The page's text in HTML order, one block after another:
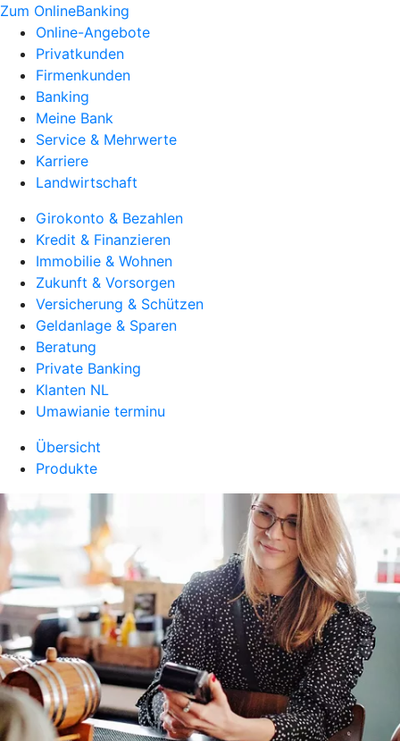
Zum OnlineBanking
Online-Angebote
Privatkunden
Firmenkunden
Banking
Meine Bank
Service & Mehrwerte
Karriere
Landwirtschaft
Girokonto & Bezahlen
Kredit & Finanzieren
Immobilie & Wohnen
Zukunft & Vorsorgen
Versicherung & Schützen
Geldanlage & Sparen
Beratung
Private Banking
Klanten NL
Umawianie terminu
Übersicht
Produkte